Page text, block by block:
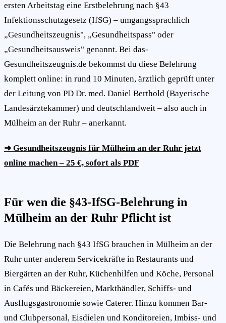
ersten Arbeitstag eine Erstbelehrung nach §43
Infektionsschutzgesetz (IfSG) – umgangssprachlich
„Gesundheitszeugnis", „Gesundheitspass" oder
„Gesundheitsausweis" genannt. Bei das-
Gesundheitszeugnis.de bekommst du diese Belehrung
komplett online: in rund 10 Minuten, ärztlich geprüft unter
der Leitung von PD Dr. med. Daniel Berthold (Bayerische
Landesärztekammer) und deutschlandweit – also auch in
Mülheim an der Ruhr – anerkannt.
➜ Gesundheitszeugnis für Mülheim an der Ruhr jetzt
online machen – 25 €, sofort als PDF
Für wen die §43-IfSG-Belehrung in
Mülheim an der Ruhr Pflicht ist
Die Belehrung nach §43 IfSG brauchen in Mülheim an der
Ruhr unter anderem Servicekräfte in Restaurants und
Biergärten an der Ruhr, Küchenhilfen und Köche, Personal
in Cafés und Bäckereien, Markthändler, Schiffs- und
Ausflugsgastronomie sowie Caterer. Hinzu kommen Bar-
und Clubpersonal, Eisdielen und Konditoreien, Imbiss- und